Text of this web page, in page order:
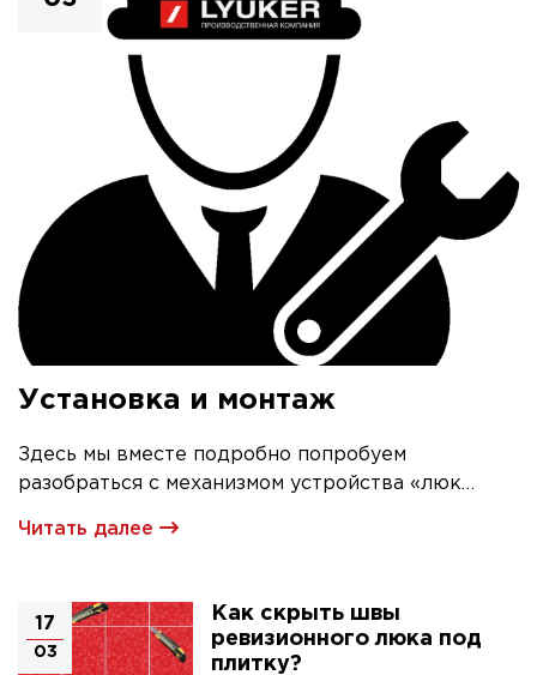
Установка и монтаж
Здесь мы вместе подробно попробуем
разобраться с механизмом устройства «люк
Читать далее
17
03
Как скрыть швы
ревизионного люка под
плитку?